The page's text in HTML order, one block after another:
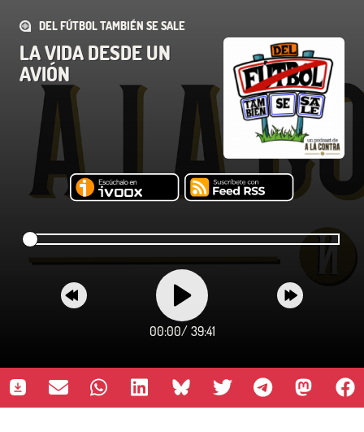
DEL FÚTBOL TAMBIÉN SE SALE
LA VIDA DESDE UN
AVIÓN
00:00/ 39:41